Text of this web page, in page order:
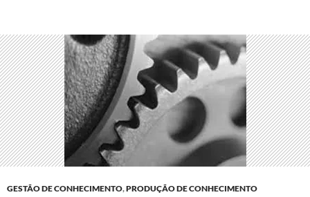
GESTÃO DE CONHECIMENTO,PRODUÇÃO DE CONHECIMENTO